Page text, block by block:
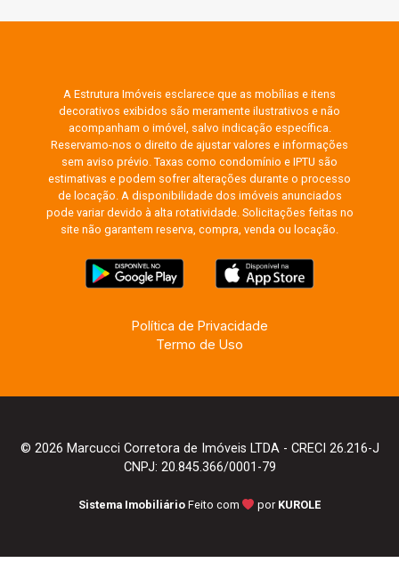
A Estrutura Imóveis esclarece que as mobílias e itens
decorativos exibidos são meramente ilustrativos e não
acompanham o imóvel, salvo indicação específica.
Reservamo-nos o direito de ajustar valores e informações
sem aviso prévio. Taxas como condomínio e IPTU são
estimativas e podem sofrer alterações durante o processo
de locação. A disponibilidade dos imóveis anunciados
pode variar devido à alta rotatividade. Solicitações feitas no
site não garantem reserva, compra, venda ou locação.
Política de Privacidade
Termo de Uso
© 2026 Marcucci Corretora de Imóveis LTDA - CRECI 26.216-J
CNPJ: 20.845.366/0001-79
Sistema Imobiliário Feito com por KUROLE